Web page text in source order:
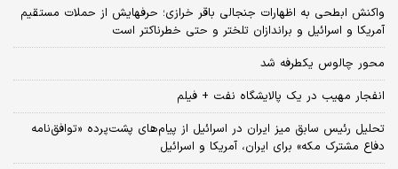
واکنش ابطحی به اظهارات جنجالی باقر خرازی؛ حرفهایش از حملات مستقیم
آمریکا و اسرائیل و براندازان تلختر و حتی خطرناکتر است
محور چالوس یکطرفه شد
انفجار مهیب در یک پالایشگاه نفت + فیلم
تحلیل رئیس سابق میز ایران در اسرائیل از پیام‌های پشت‌پرده «توافق‌نامه
دفاع مشترک مکه» برای ایران، آمریکا و اسرائیل